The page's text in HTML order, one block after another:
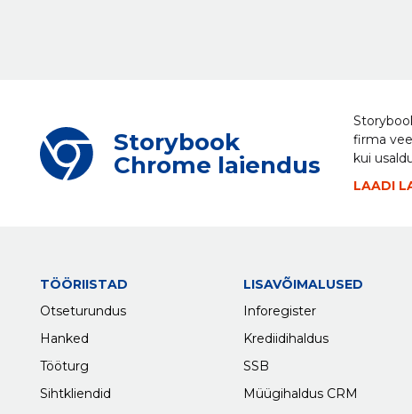
Storybook
Chrome laiendus
firma
kui
LAADI
TÖÖRIISTAD
Otseturundus
Hanked
Tööturg
Sihtkliendid
LISAVÕIMALUSED
Inforegister
Krediidihaldus
SSB
Müügihaldus CRM